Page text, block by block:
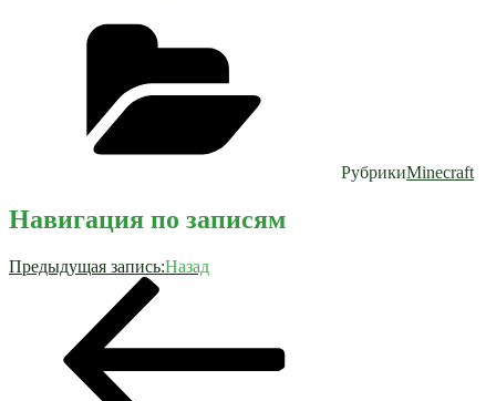
РубрикиMinecraft
Навигация по записям
Предыдущая запись:Назад